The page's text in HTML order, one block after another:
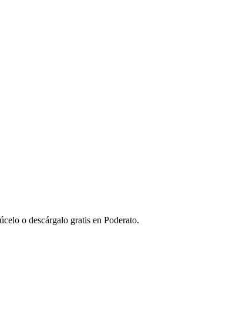
o descárgalo gratis en Poderato.